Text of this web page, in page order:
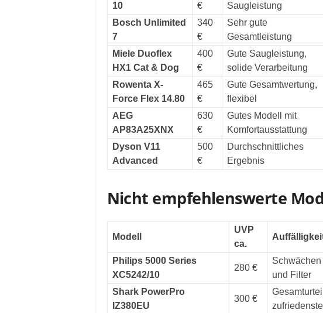
10
€
Saugleistung
Bosch Unlimited
7
340
€
Sehr gute
Gesamtleistung
Miele Duoflex
HX1 Cat & Dog
400
€
Gute Saugleistung,
solide Verarbeitung
Rowenta X-
Force Flex 14.80
465
€
Gute Gesamtwertung,
flexibel
AEG
AP83A25XNX
630
€
Gutes Modell mit
Komfortausstattung
Dyson V11
Advanced
500
€
Durchschnittliches
Ergebnis
Nicht empfehlenswerte
Modell
UVP
ca.
Philips 5000 Series
XC5242/10
280 €
und Filter
Shark PowerPro
IZ380EU
300 €